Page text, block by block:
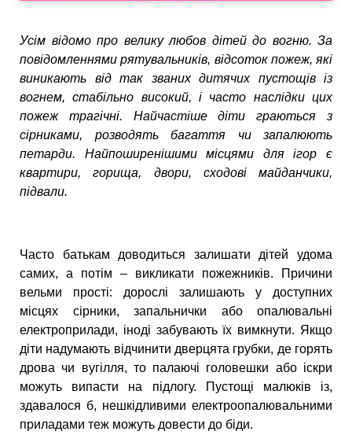
Усім відомо про велику любов дітей до вогню. За
повідомленнями рятувальників, відсоток пожеж, які
виникають від так званих дитячих пустощів із
вогнем, стабільно високий, і часто наслідки цих
пожеж трагічні. Найчастіше діти граються з
сірниками, розводять багаття чи запалюють
петарди. Найпоширенішими місцями для ігор є
квартири, горища, двори, сходові майданчики,
підвали.
Часто батькам доводиться залишати дітей удома
самих, а потім – викликати пожежників. Причини
вельми прості: дорослі залишають у доступних
місцях сірники, запальнички або опалювальні
електроприлади, іноді забувають їх вимкнути. Якщо
діти надумають відчинити дверцята грубки, де горять
дрова чи вугілля, то палаючі головешки або іскри
можуть випасти на підлогу. Пустощі малюків із,
здавалося б, нешкідливими електроопалювальними
приладами теж можуть довести до біди.